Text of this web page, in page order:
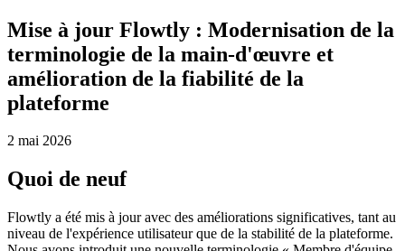
Mise à jour Flowtly : Modernisation de la
terminologie de la main-d'œuvre et
amélioration de la fiabilité de la
plateforme
2 mai 2026
Quoi de neuf
Flowtly a été mis à jour avec des améliorations significatives, tant au
niveau de l'expérience utilisateur que de la stabilité de la plateforme.